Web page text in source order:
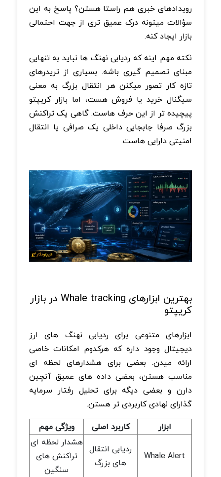
رویدادهای خبری هم راستا هستن؟ پاسخ به این
سؤالات میتونه درک عمیق تری از جهت احتمالی
بازار ایجاد کنه.
نکته مهم اینه که ردیابی نهنگ ها نباید به تنهایی
مبنای تصمیم گیری باشه. بسیاری از تریدرهای
تازه کار تصور میکنن هر انتقال بزرگ به معنی
سیگنال خرید یا فروش هست، اما بازار کریپتو
پیچیده تر از این حرف هاست. گاهی یک تراکنش
بزرگ صرفا جابجایی داخلی یک صرافی یا انتقال
امنیتی دارایی هاست.
بهترین ابزارهای Whale tracking در بازار
کریپتو
ابزارهای متنوعی برای ردیابی نهنگ های ارز
دیجیتال وجود داره که هرکدوم امکانات خاصی
ارائه میدن. بعضی برای هشدارهای لحظه ای
مناسب هستن، بعضی داده های عمیق آنچین
دارن و بعضی دیگه برای تحلیل رفتار سرمایه
گذارای نهادی کاربردی تر هستن.
ابزار
کاربرد اصلی ویژگی مهم
Whale Alert
ردیابی انتقال
های بزرگ
هشدار لحظه ای
تراکنش های
سنگین